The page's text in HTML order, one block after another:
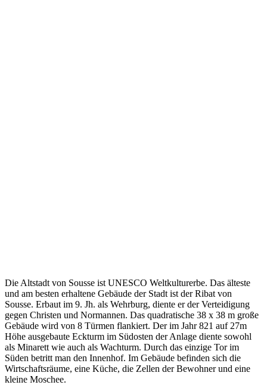
Die Altstadt von Sousse ist UNESCO Weltkulturerbe. Das älteste
und am besten erhaltene Gebäude der Stadt ist der Ribat von
Sousse. Erbaut im 9. Jh. als Wehrburg, diente er der Verteidigung
gegen Christen und Normannen. Das quadratische 38 x 38 m große
Gebäude wird von 8 Türmen flankiert. Der im Jahr 821 auf 27m
Höhe ausgebaute Eckturm im Südosten der Anlage diente sowohl
als Minarett wie auch als Wachturm. Durch das einzige Tor im
Süden betritt man den Innenhof. Im Gebäude befinden sich die
Wirtschaftsräume, eine Küche, die Zellen der Bewohner und eine
kleine Moschee.